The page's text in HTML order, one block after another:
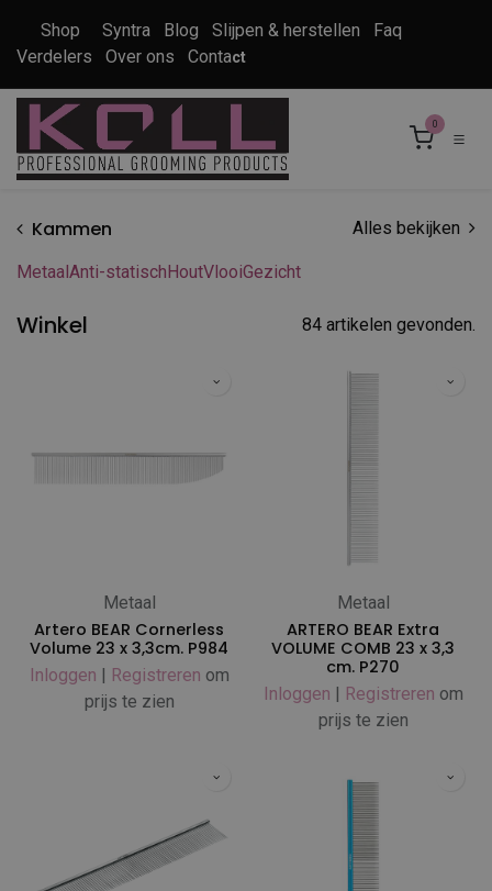
Shop Syntra Blog Slijpen & herstellen
Faq
Verdelers
Over ons Contact
0
Kammen Alles bekijken
MetaalAnti-statischHoutVlooiGezicht
Winkel 84 artikelen gevonden.
Metaal
Artero BEAR Cornerless
Volume 23 x 3,3cm. P984
Inloggen | Registreren om
prijs te zien
Metaal
ARTERO BEAR Extra
VOLUME COMB 23 x 3,3
cm. P270
Inloggen | Registreren om
prijs te zien